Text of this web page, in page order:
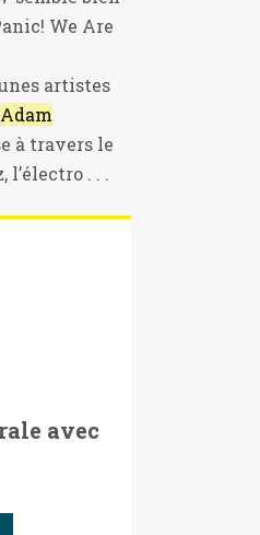
We Are
artistes
Adam
à travers le
. . .
avec